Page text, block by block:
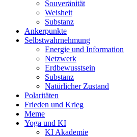
Souveränität
Weisheit
Substanz
Ankerpunkte
Selbstwahrnehmung
Energie und Information
Netzwerk
Erdbewusstsein
Substanz
Natürlicher Zustand
Polaritäten
Frieden und Krieg
Meme
Yoga und KI
KI Akademie